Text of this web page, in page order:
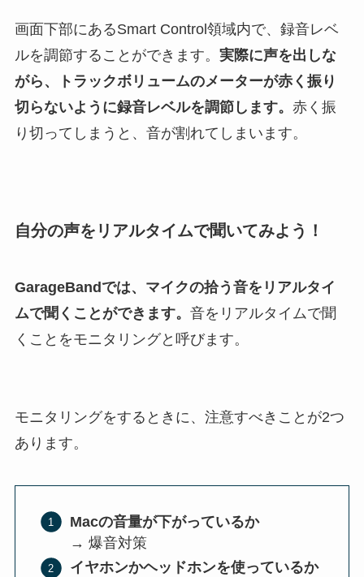
画面下部にあるSmart Control領域内で、録音レベ
ルを調節することができます。 実際に声を出しな
がら、トラックボリュームのメーターが赤く振り
切らないように録音レベルを調節します。 赤く振
り切ってしまうと、音が割れてしまいます。
自分の声をリアルタイムで聞いてみよう！
GarageBandでは、マイクの拾う音をリアルタイ
ムで聞くことができます。 音をリアルタイムで聞
くことをモニタリングと呼びます。
モニタリングをするときに、注意すべきことが2つ
あります。
Macの音量が下がっているか
→ 爆音対策
イヤホンかヘッドホンを使っているか